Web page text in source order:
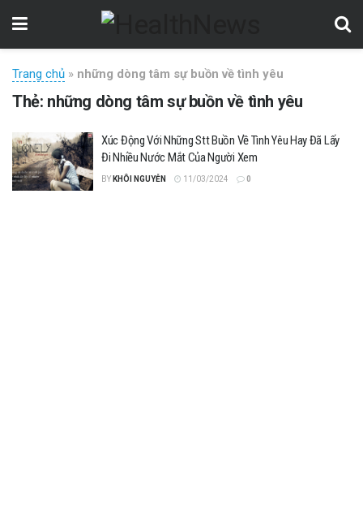
Trang chủ » những dòng tâm sự buồn về tình yêu
Thẻ: những dòng tâm sự buồn về tình yêu
Xúc Động Với Những Stt Buồn Về Tình Yêu Hay Đã Lấy
Đi Nhiều Nước Mắt Của Người Xem
BY KHÔI NGUYỄN 11/03/2024 0